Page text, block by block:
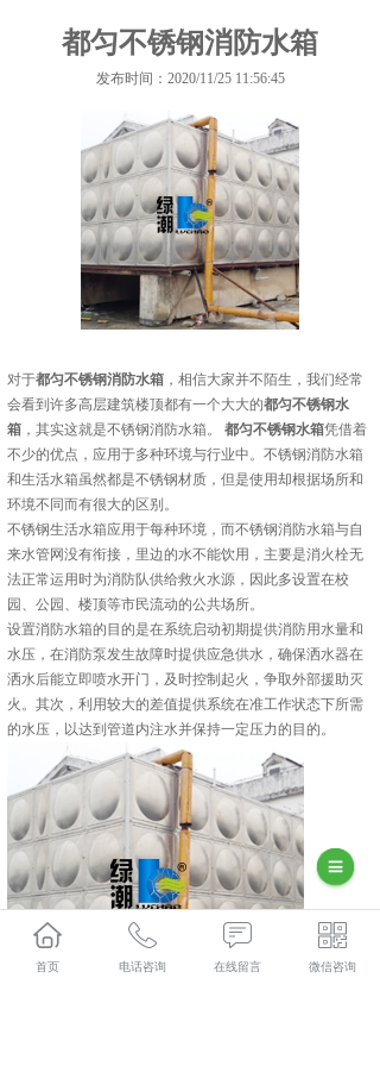
都匀不锈钢消防水箱
发布时间：2020/11/25 11:56:45
对于都匀不锈钢消防水箱 ，相信大家并不陌生，我们经常
会看到许多高层建筑楼顶都有一个大大的都匀不锈钢水
箱 ，其实这就是不锈钢消防水箱。都匀不锈钢水箱凭借着
不少的优点，应用于多种环境与行业中。不锈钢消防水箱
和生活水箱虽然都是不锈钢材质，但是使用却根据场所和
环境不同而有很大的区别。
不锈钢生活水箱应用于每种环境，而不锈钢消防水箱与自
来水管网没有衔接，里边的水不能饮用，主要是消火栓无
法正常运用时为消防队供给救火水源，因此多设置在校
园、公园、楼顶等市民流动的公共场所。
设置消防水箱的目的是在系统启动初期提供消防用水量和
水压，在消防泵发生故障时提供应急供水，确保洒水器在
洒水后能立即喷水开门，及时控制起火，争取外部援助灭
火。其次，利用较大的差值提供系统在准工作状态下所需
的水压，以达到管道内注水并保持一定压力的目的。
首页 电话咨询 在线留言 微信咨询